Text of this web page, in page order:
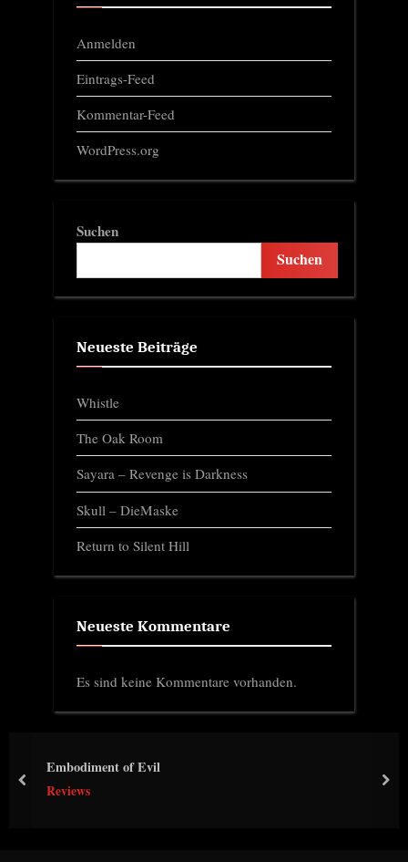
Anmelden
Eintrags-Feed
Kommentar-Feed
WordPress.org
Suchen
Suchen
Neueste Beiträge
Whistle
The Oak Room
Sayara – Revenge is Darkness
Skull – DieMaske
Return to Silent Hill
Neueste Kommentare
Es sind keine Kommentare vorhanden.
Embodiment of Evil
Reviews
prev